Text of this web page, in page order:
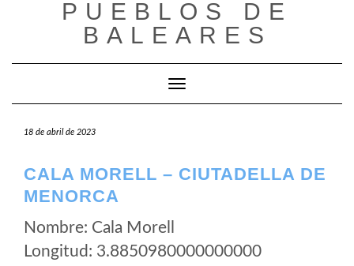
PUEBLOS DE
BALEARES
Cambiar modo de navegación
18 de abril de 2023
CALA MORELL – CIUTADELLA DE
MENORCA
Nombre: Cala Morell
Longitud: 3.8850980000000000